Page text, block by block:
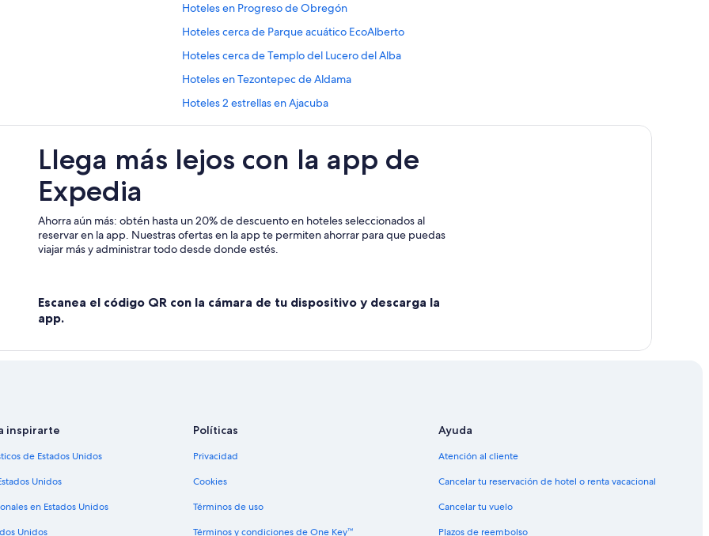
Hoteles en Progreso de Obregón
Hoteles cerca de Parque acuático EcoAlberto
Hoteles cerca de Templo del Lucero del Alba
Hoteles en Tezontepec de Aldama
Hoteles 2 estrellas en Ajacuba
Hostales en Ajacuba
Hoteles en Alfajayucan
Hoteles en Atitalaquia
Hoteles 5 estrellas en Tula de Allende
Casas de huéspedes en Tula de Allende
Llega más lejos con la app de
Expedia
Ahorra aún más: obtén hasta un 20% de descuento en hoteles seleccionados al
reservar en la app. Nuestras ofertas en la app te permiten ahorrar para que puedas
viajar más y administrar todo desde donde estés.
Escanea el código QR con la cámara de tu dispositivo y descarga la
app.
inspirarte
de Estados Unidos
Unidos
en Estados Unidos
Unidos
Políticas
Privacidad
Cookies
Términos de uso
Términos y condiciones de One Key™
Ayuda
Atención al cliente
Cancelar tu reservación de hotel o renta vacacional
Cancelar tu vuelo
Plazos de reembolso